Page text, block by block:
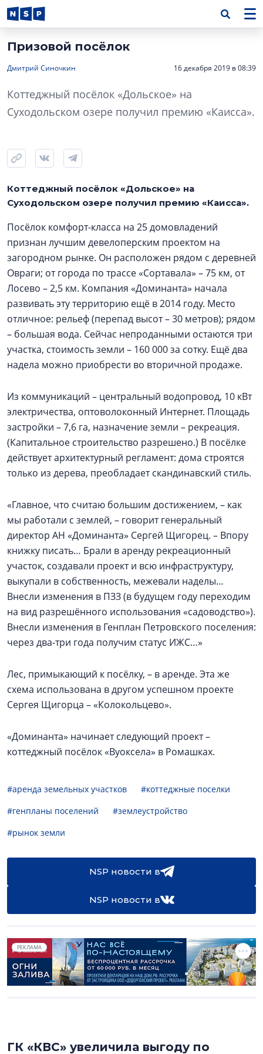
Призовой посёлок
Дмитрий Синочкин 16 декабря 2019 в 08:39
Коттеджный посёлок «Дольское» на
Суходольском озере получил премию «Каисса».
Коттеджный посёлок «Дольское» на
Суходольском озере получил премию «Каисса».
Посёлок комфорт-класса на 25 домовладений
признан лучшим девелоперским проектом на
загородном рынке. Он расположен рядом с деревней
Овраги; от города по трассе «Сортавала» – 75 км, от
Лосево – 2,5 км. Компания «Доминанта» начала
развивать эту территорию ещё в 2014 году. Место
отличное: рельеф (перепад высот – 30 метров); рядом
– большая вода. Сейчас непроданными остаются три
участка, стоимость земли – 160 000 за сотку. Ещё два
надела можно приобрести во вторичной продаже.
Из коммуникаций – центральный водопровод, 10 кВт
электричества, оптоволоконный Интернет. Площадь
застройки – 7,6 га, назначение земли – рекреация.
(Капитальное строительство разрешено.) В посёлке
действует архитектурный регламент: дома строятся
только из дерева, преобладает скандинавский стиль.
«Главное, что считаю большим достижением, – как
мы работали с землей, – говорит генеральный
директор АН «Доминанта» Сергей Щигорец. – Впору
книжку писать… Брали в аренду рекреационный
участок, создавали проект и всю инфраструктуру,
выкупали в собственность, межевали наделы…
Внесли изменения в ПЗЗ (в будущем году переходим
на вид разрешённого использования «садоводство»).
Внесли изменения в Генплан Петровского поселения:
через два-три года получим статус ИЖС…»
Лес, примыкающий к посёлку, – в аренде. Эта же
схема использована в другом успешном проекте
Сергея Щигорца – «Колокольцево».
«Доминанта» начинает следующий проект –
коттеджный посёлок «Вуоксела» в Ромашках.
#аренда земельных участков
#коттеджные поселки
#генпланы поселений
#землеустройство
#рынок земли
NSP новости в
NSP новости в
РЕКЛАМА
ГК «КВС» увеличила выгоду по